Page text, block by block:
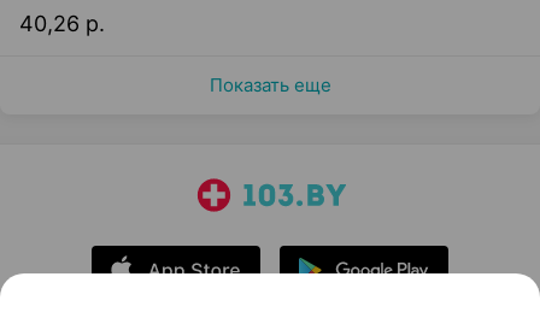
40,26 р.
Показать еще